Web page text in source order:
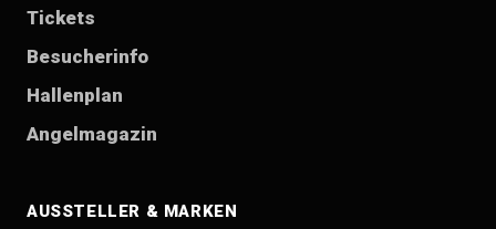
Tickets
Besucherinfo
Hallenplan
Angelmagazin
AUSSTELLER & MARKEN